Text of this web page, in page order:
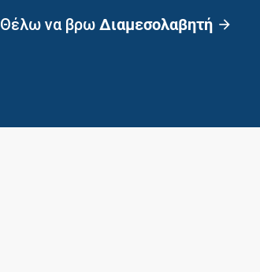
Θέλω να βρωΔιαμεσολαβητή arrow_forward